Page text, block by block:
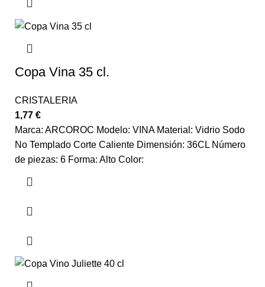
Copa Vina 35 cl.
CRISTALERIA
1,77 €
Marca: ARCOROC Modelo: VINA Material: Vidrio Sodo
No Templado Corte Caliente Dimensión: 36CL Número
de piezas: 6 Forma: Alto Color: